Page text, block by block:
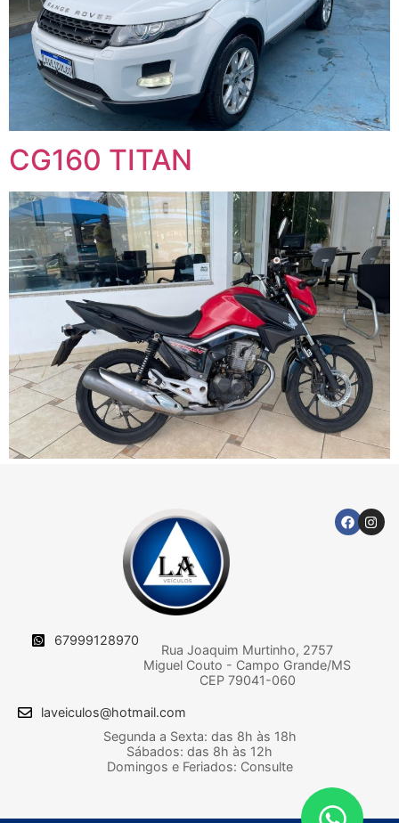
CG160 TITAN
67999128970
Rua Joaquim Murtinho, 2757
Miguel Couto - Campo Grande/MS
CEP 79041-060
laveiculos@hotmail.com
Segunda a Sexta: das 8h às 18h
Sábados: das 8h às 12h
Domingos e Feriados: Consulte